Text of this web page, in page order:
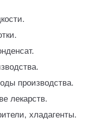
производства.
лекарств.
хладагенты.